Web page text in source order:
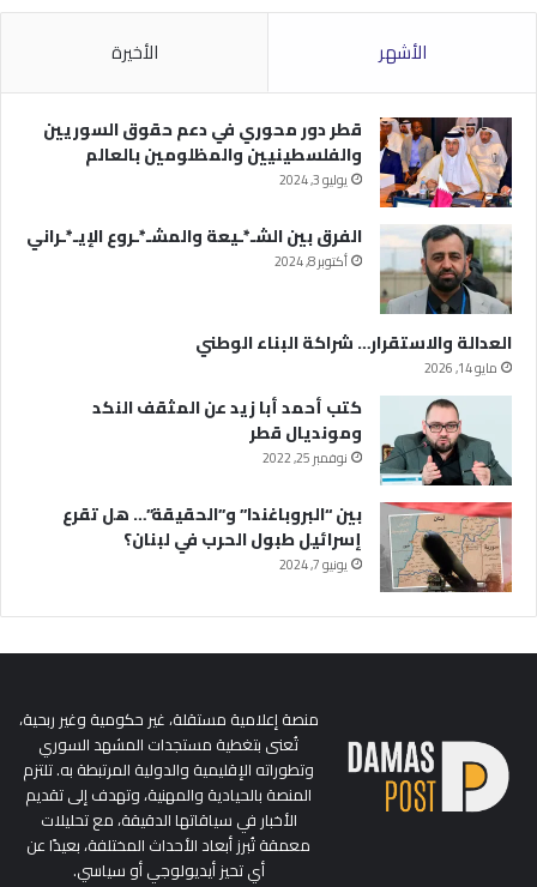
الأشهر الأخيرة
قطر دور محوري في دعم حقوق السوريين
والفلسطينيين والمظلومين بالعالم
يوليو 3, 2024
الفرق بين الشـ*ـيعة والمشـ*ـروع الإيـ*ـراني
أكتوبر 8, 2024
العدالة والاستقرار… شراكة البناء الوطني
مايو 14, 2026
كتب أحمد أبا زيد عن المثقف النكد
ومونديال قطر
نوفمبر 25, 2022
بين “البروباغندا” و”الحقيقة”… هل تقرع
إسرائيل طبول الحرب في لبنان؟
يونيو 7, 2024
منصة إعلامية مستقلة، غير حكومية وغير ربحية،
تُعنى بتغطية مستجدات المشهد السوري
وتطوراته الإقليمية والدولية المرتبطة به. تلتزم
المنصة بالحيادية والمهنية، وتهدف إلى تقديم
الأخبار في سياقاتها الدقيقة، مع تحليلات
معمقة تُبرز أبعاد الأحداث المختلفة، بعيدًا عن
أي تحيز أيديولوجي أو سياسي.